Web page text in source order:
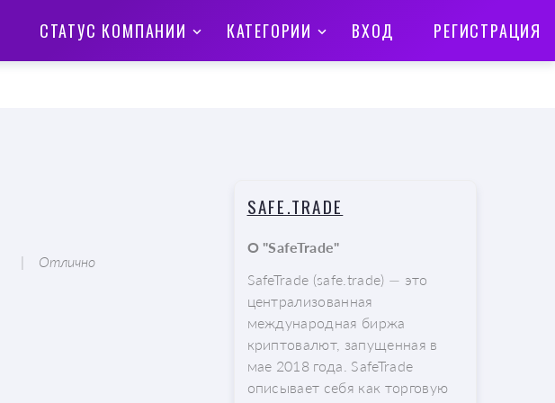
СТАТУС КОМПАНИИ КАТЕГОРИИ ВХОД РЕГИСТРАЦИЯ
Отлично
SAFE.TRADE
О "SafeTrade"
SafeTrade (safe.trade) — это
централизованная
международная биржа
криптовалют, запущенная в
мае 2018 года. SafeTrade
описывает себя как торговую